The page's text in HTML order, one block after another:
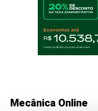
Mecânica Online